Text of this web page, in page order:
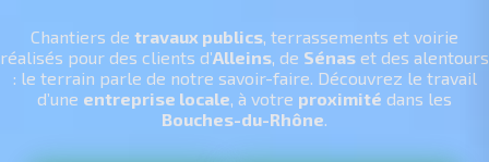
Chantiers de travaux publics , terrassements et voirie
réalisés pour des clients d’Alleins , de Sénas et des alentours
: le terrain parle de notre savoir-faire. Découvrez le travail
d’une entreprise locale , à votre proximité dans les
Bouches-du-Rhône